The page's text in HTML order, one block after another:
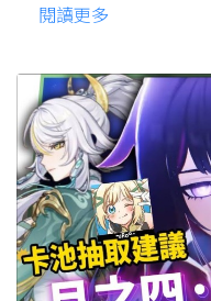
閱讀更多